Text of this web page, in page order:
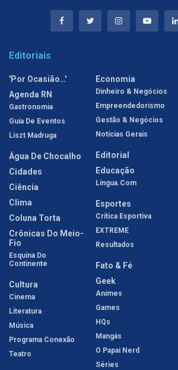
Editoriais
'Por Ocasião…'
Agenda RN
Gastronomia
Guia De Eventos
Liszt Madruga
Água De Chocalho
Cidades
Ciência
Clima
Coluna Torta
Crônicas Do Meio-
Fio
Esquina Do
Continente
Cultura
Cinema
Literatura
Música
Programa Conexão
Teatro
Economia
Dinheiro & Negócios
Empreendedorismo
Gestão & Negócios
Notícias Gerais
Editorial
Educação
Língua.com
Esportes
Crítica Esportiva
EXTREME
Resultados
Fato & Fé
Geek
Animes
Games
HQs
Mangás
O Papai Nerd
Séries